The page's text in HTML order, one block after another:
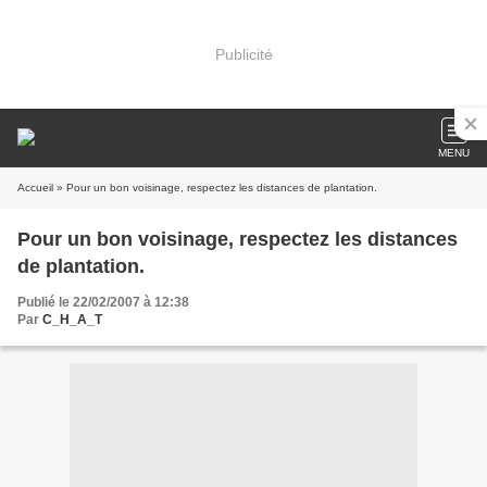
Publicité
MENU
Accueil » Pour un bon voisinage, respectez les distances de plantation.
Pour un bon voisinage, respectez les distances
de plantation.
Publié le 22/02/2007 à 12:38
Par C_H_A_T